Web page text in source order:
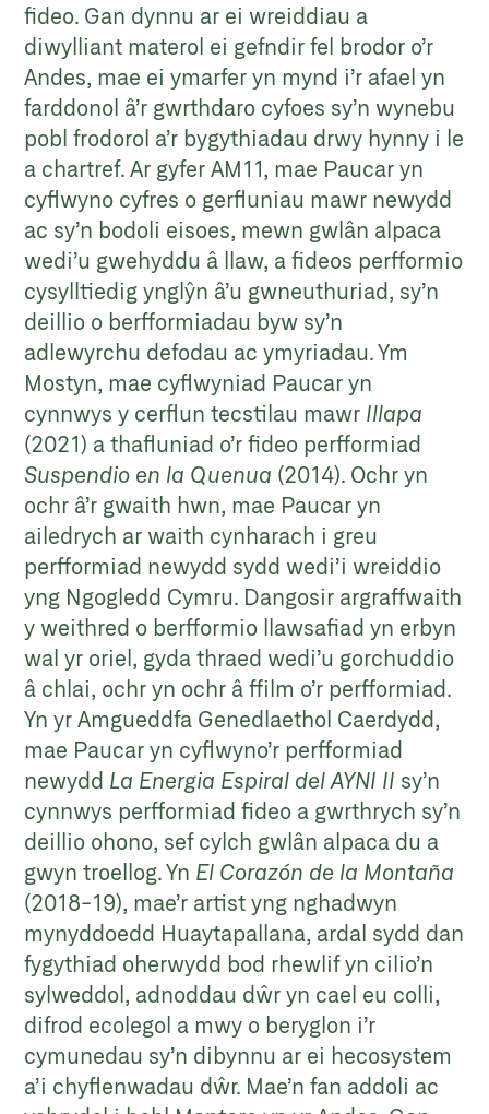
fideo. Gan dynnu ar ei wreiddiau a
diwylliant materol ei gefndir fel brodor o’r
Andes, mae ei ymarfer yn mynd i’r afael yn
farddonol â’r gwrthdaro cyfoes sy’n wynebu
pobl frodorol a’r bygythiadau drwy hynny i le
a chartref. Ar gyfer AM11, mae Paucar yn
cyflwyno cyfres o gerfluniau mawr newydd
ac sy’n bodoli eisoes, mewn gwlân alpaca
wedi’u gwehyddu â llaw, a fideos perfformio
cysylltiedig ynglŷn â’u gwneuthuriad, sy’n
deillio o berfformiadau byw sy’n
adlewyrchu defodau ac ymyriadau. Ym
Mostyn, mae cyflwyniad Paucar yn
cynnwys y cerflun tecstilau mawr Illapa
(2021) a thafluniad o’r fideo perfformiad
Suspendio en la Quenua (2014). Ochr yn
ochr â’r gwaith hwn, mae Paucar yn
ailedrych ar waith cynharach i greu
perfformiad newydd sydd wedi’i wreiddio
yng Ngogledd Cymru. Dangosir argraffwaith
y weithred o berfformio llawsafiad yn erbyn
wal yr oriel, gyda thraed wedi’u gorchuddio
â chlai, ochr yn ochr â ffilm o’r perfformiad.
Yn yr Amgueddfa Genedlaethol Caerdydd,
mae Paucar yn cyflwyno’r perfformiad
newydd La Energia Espiral del AYNI II sy’n
cynnwys perfformiad fideo a gwrthrych sy’n
deillio ohono, sef cylch gwlân alpaca du a
gwyn troellog. Yn El Corazón de la Montaña
(2018-19), mae’r artist yng nghadwyn
mynyddoedd Huaytapallana, ardal sydd dan
fygythiad oherwydd bod rhewlif yn cilio’n
sylweddol, adnoddau dŵr yn cael eu colli,
difrod ecolegol a mwy o beryglon i’r
cymunedau sy’n dibynnu ar ei hecosystem
a’i chyflenwadau dŵr. Mae’n fan addoli ac